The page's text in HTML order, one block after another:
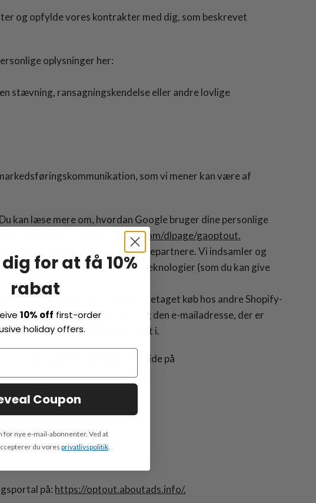
og opfylde vores kontrakter med dig, som beskrevet
oplysninger her:
stævning, ransagningskendelse eller andre lovlige
som vi mener kan være af
kan læse mere om, hvordan Google bruger dine personlige
her:
https://tools.google.com/dlpage/gaoptout.
websteder med vores reklamepartnere. Vi indsamler og
cookies eller andre lignende teknologier (som du kan give
til købere, der har foretaget køb hos andre Shopify-
brug af webstedet, dine køb og den e-mailadresse, der er
som du kan være interesseret i.
Initiative's ("NAI") uddannelsesside på
på: https://optout.aboutads.info/.
for at få 10%
rabat
10% off first-order
holiday offers.
Coupon
nye e-mail-abonnenter. Ved at
du voresprivatlivspolitik.